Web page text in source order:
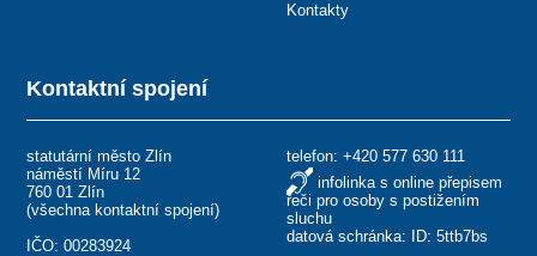
Kontaktní spojení
statutární město Zlín
náměstí Míru 12
760 01 Zlín
(všechna kontaktní spojení)
IČO: 00283924
telefon: +420 577 630 111
infolinka s online přepisem
řeči pro osoby s postižením
sluchu
datová schránka: ID: 5ttb7bs
Kontakty